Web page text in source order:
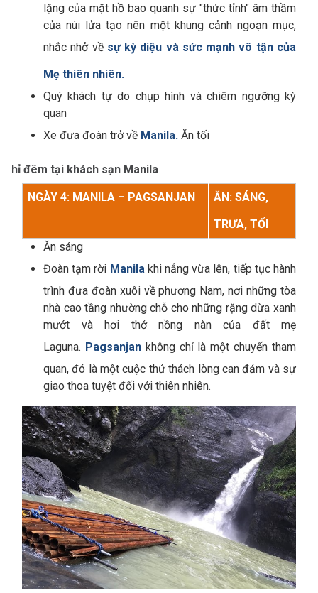
lặng của mặt hồ bao quanh sự "thức tỉnh" âm thầm
của núi lửa tạo nên một khung cảnh ngoạn mục,
nhắc nhở về sự kỳ diệu và sức mạnh vô tận của
Mẹ thiên nhiên.
Quý khách tự do chụp hình và chiêm ngưỡng kỳ
quan
Xe đưa đoàn trở về Manila. Ăn tối
đêm tại khách sạn Manila
NGÀY 4: MANILA – PAGSANJAN
ĂN: SÁNG,
TRƯA, TỐI
Ăn sáng
Đoàn tạm rời Manilakhi nắng vừa lên, tiếp tục hành
trình đưa đoàn xuôi về phương Nam, nơi những tòa
nhà cao tầng nhường chỗ cho những rặng dừa xanh
mướt và hơi thở nồng nàn của đất mẹ
Laguna. Pagsanjankhông chỉ là một chuyến tham
quan, đó là một cuộc thử thách lòng can đảm và sự
giao thoa tuyệt đối với thiên nhiên.